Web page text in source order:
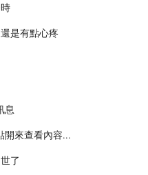
是有點心疼
息
開來查看內容...
了